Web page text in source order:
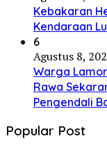
Kebakaran
Kendaraan
6
Agustus 8,
Warga
Rawa
Pengendali
Popular Post